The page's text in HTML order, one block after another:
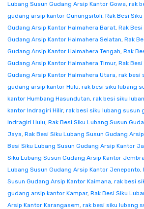
Lubang Susun Gudang Arsip Kantor Gowa, rak
gudang arsip kantor Gunungsitoli, Rak Besi
Gudang Arsip Kantor Halmahera Barat, Rak
Gudang Arsip Kantor Halmahera Selatan, Rak
Gudang Arsip Kantor Halmahera Tengah, Rak
Gudang Arsip Kantor Halmahera Timur, Rak
Gudang Arsip Kantor Halmahera Utara, rak besi
gudang arsip kantor Hulu, rak besi siku lubang
kantor Humbang Hasundutan, rak besi siku
kantor Indragiri Hilir, rak besi siku lubang susun
Indragiri Hulu, Rak Besi Siku Lubang Susun
Jaya, Rak Besi Siku Lubang Susun Gudang
Besi Siku Lubang Susun Gudang Arsip Kantor
Siku Lubang Susun Gudang Arsip Kantor
Lubang Susun Gudang Arsip Kantor Jeneponto,
Susun Gudang Arsip Kantor Kaimana, rak besi
gudang arsip kantor Kampar, Rak Besi Siku
Arsip Kantor Karangasem, rak besi siku lubang